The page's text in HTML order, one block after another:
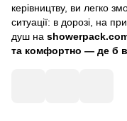
керівництву, ви легко
ситуації: в дорозі, на
душ на
та комфортно — де б